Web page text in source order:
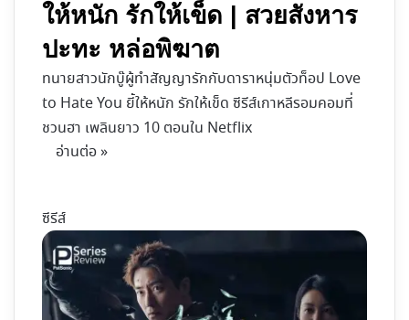
ให้หนัก รักให้เข็ด | สวยสังหาร
ปะทะ หล่อพิฆาต
ทนายสาวนักบู๊ผู้ทำสัญญารักกับดาราหนุ่มตัวท็อป Love
to Hate You ยี้ให้หนัก รักให้เข็ด ซีรีส์เกาหลีรอมคอมที่
ชวนฮา เพลินยาว 10 ตอนใน Netflix
อ่านต่อ »
ซีรีส์